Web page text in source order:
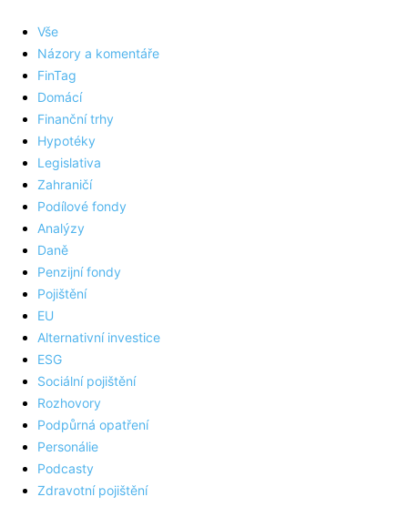
Vše
Názory a komentáře
FinTag
Domácí
Finanční trhy
Hypotéky
Legislativa
Zahraničí
Podílové fondy
Analýzy
Daně
Penzijní fondy
Pojištění
EU
Alternativní investice
ESG
Sociální pojištění
Rozhovory
Podpůrná opatření
Personálie
Podcasty
Zdravotní pojištění